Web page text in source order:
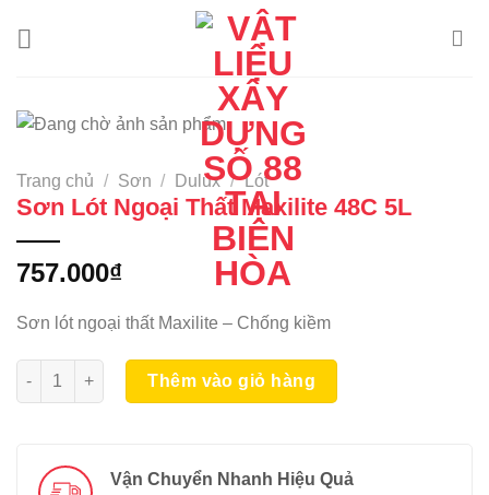
Trang chủ / Sơn / Dulux / Lót
Sơn Lót Ngoại Thất Maxilite 48C 5L
757.000₫
Sơn lót ngoại thất Maxilite – Chống kiềm
Sơn Lót Ngoại Thất Maxilite 48C 5L số lượng
Thêm vào giỏ hàng
Vận Chuyển Nhanh Hiệu Quả